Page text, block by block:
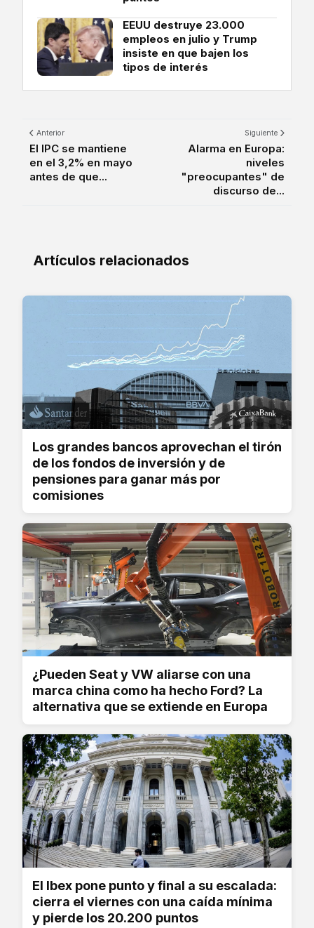
EEUU destruye 23.000
empleos en julio y Trump
insiste en que bajen los
tipos de interés
Anterior
El IPC se mantiene
en el 3,2% en mayo
antes de que...
Siguiente
Alarma en Europa:
niveles
"preocupantes" de
discurso de...
Artículos relacionados
Los grandes bancos aprovechan el tirón
de los fondos de inversión y de
pensiones para ganar más por
comisiones
¿Pueden Seat y VW aliarse con una
marca china como ha hecho Ford? La
alternativa que se extiende en Europa
El Ibex pone punto y final a su escalada:
cierra el viernes con una caída mínima
y pierde los 20.200 puntos